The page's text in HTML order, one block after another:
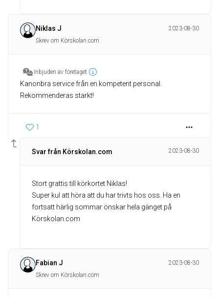
Niklas J
2023-08-30
Skrev om Körskolan.com
Inbjuden av företaget
Kanonbra service från en kompetent personal.
Rekommenderas starkt!
1
Svar från Körskolan.com 2023-08-30
Stort grattis till körkortet Niklas!
Super kul att höra att du har trivts hos oss. Ha en
fortsatt härlig sommar önskar hela gänget på
Körskolan.com
Fabian J
2023-08-30
Skrev om Körskolan.com